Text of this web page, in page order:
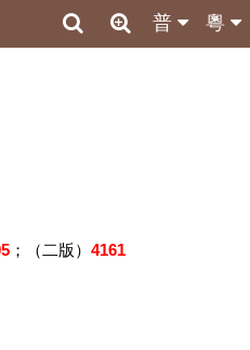
粵
普
；（二版） 4161